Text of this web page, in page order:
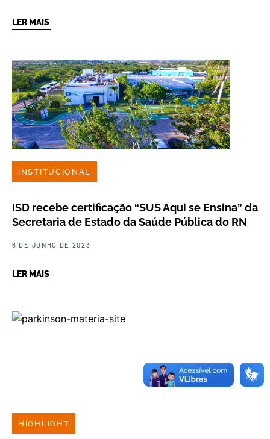
LER MAIS
INSTITUCIONAL
ISD recebe certificação “SUS Aqui se Ensina” da
Secretaria de Estado da Saúde Pública do RN
6 DE JUNHO DE 2023
LER MAIS
HIGHLIGHT